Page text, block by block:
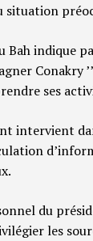
situation
Bah indique
Conakry
ses
intervient
du
les